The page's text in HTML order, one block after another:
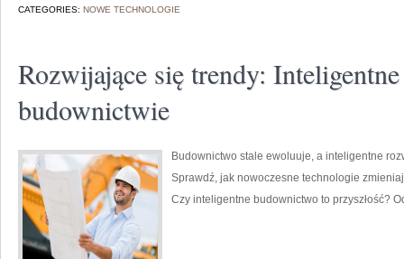
CATEGORIES: NOWE TECHNOLOGIE
Rozwijające się trendy:
budownictwie
Budownictwo stale ewoluuje, a inteligentne
Sprawdź, jak nowoczesne technologie
Czy inteligentne budownictwo to przyszłość?